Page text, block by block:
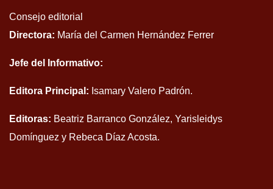
Consejo editorial
Directora: María del Carmen Hernández Ferrer
Jefe del Informativo:
Editora Principal: Isamary Valero Padrón.
Editoras: Beatriz Barranco González, Yarisleidys
Domínguez y Rebeca Díaz Acosta.